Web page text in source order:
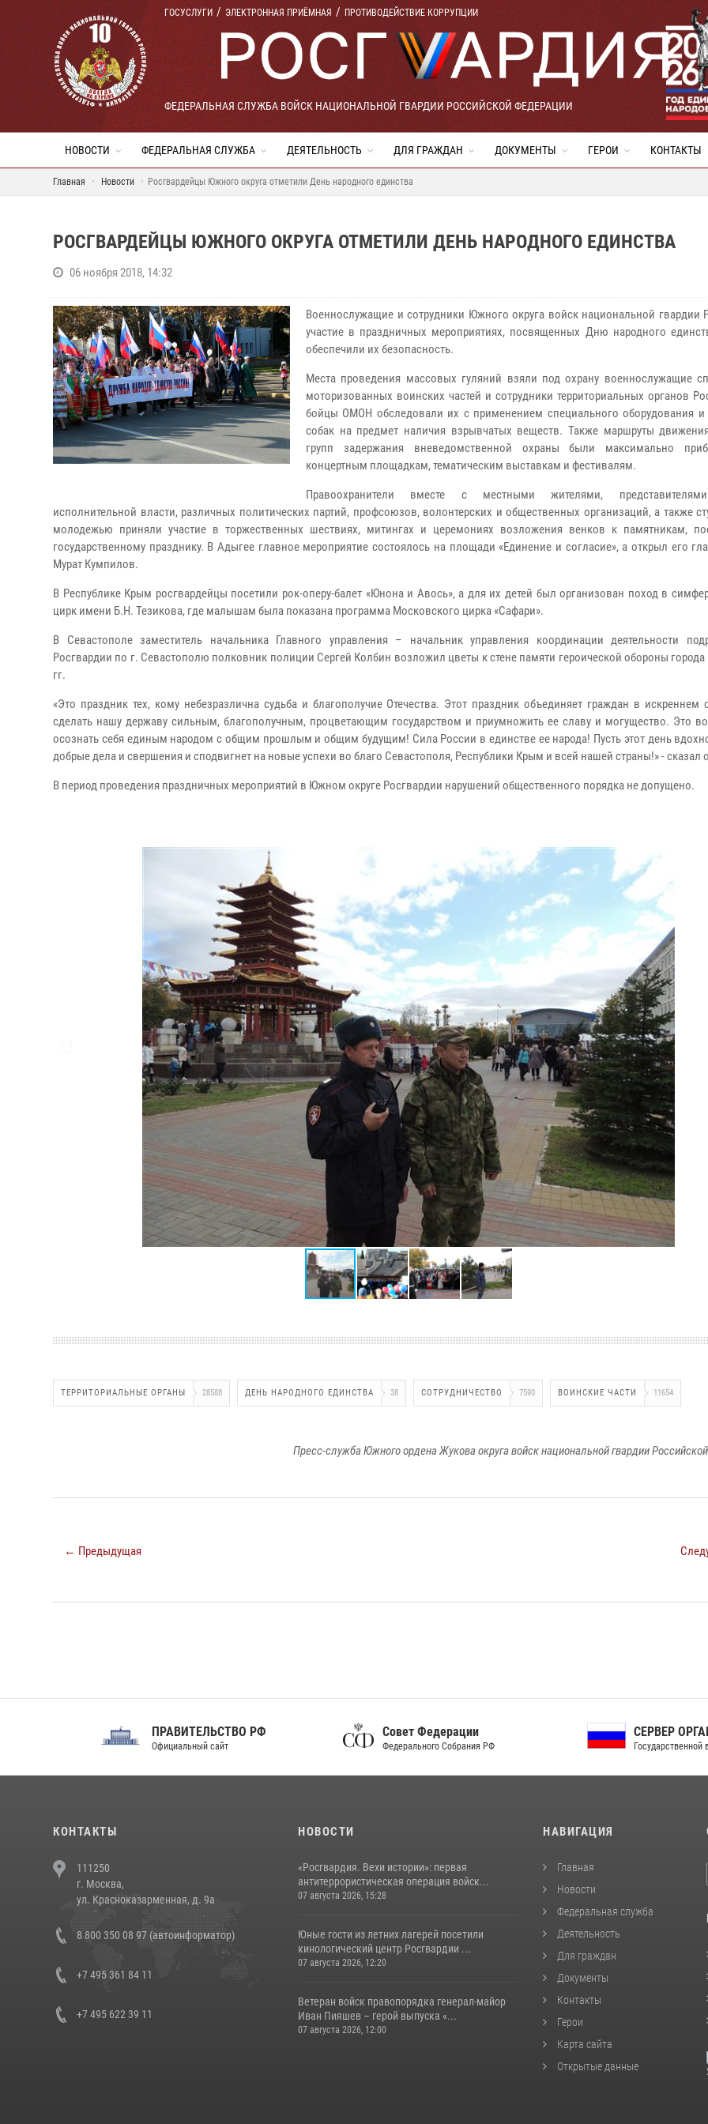
ГОСУСЛУГИ ЭЛЕКТРОННАЯ ПРИЁМНАЯ ПРОТИВОДЕЙСТВИЕ КОРРУПЦИИ
ФЕДЕРАЛЬНАЯ СЛУЖБА ВОЙСК НАЦИОНАЛЬНОЙ ГВАРДИИ РОССИЙСКОЙ ФЕДЕРАЦИИ
НОВОСТИ ФЕДЕРАЛЬНАЯ СЛУЖБА ДЕЯТЕЛЬНОСТЬ ДЛЯ ГРАЖДАН ДОКУМЕНТЫ ГЕРОИ КОНТАКТЫ
Главная Новости Росгвардейцы Южного округа отметили День народного единства
РОСГВАРДЕЙЦЫ ЮЖНОГО ОКРУГА ОТМЕТИЛИ ДЕНЬ НАРОДНОГО ЕДИНСТВА
06 ноября 2018, 14:32
Военнослужащие и сотрудники Южного округа войск национальной гвардии
участие в праздничных мероприятиях, посвященных Дню народного
обеспечили их безопасность.
Места проведения массовых гуляний взяли под охрану военнослужащие
моторизованных воинских частей и сотрудники территориальных органов
бойцы ОМОН обследовали их с применением специального оборудования и
собак на предмет наличия взрывчатых веществ. Также маршруты
групп задержания вневедомственной охраны были максимально
концертным площадкам, тематическим выставкам и фестивалям.
Правоохранители вместе с местными жителями,
исполнительной власти, различных политических партий, профсоюзов, волонтерских и общественных организаций, а также
молодежью приняли участие в торжественных шествиях, митингах и церемониях возложения венков к памятникам,
государственному празднику. В Адыгее главное мероприятие состоялось на площади «Единение и согласие», а открыл его
Мурат Кумпилов.
В Республике Крым росгвардейцы посетили рок-оперу-балет «Юнона и Авось», а для их детей был организован поход в
цирк имени Б.Н. Тезикова, где малышам была показана программа Московского цирка «Сафари».
В Севастополе заместитель начальника Главного управления – начальник управления координации деятельности
Росгвардии по г. Севастополю полковник полиции Сергей Колбин возложил цветы к стене памяти героической обороны города
гг.
«Это праздник тех, кому небезразлична судьба и благополучие Отечества. Этот праздник объединяет граждан в искреннем
сделать нашу державу сильным, благополучным, процветающим государством и приумножить ее славу и могущество. Это
осознать себя единым народом с общим прошлым и общим будущим! Сила России в единстве ее народа! Пусть этот день
добрые дела и свершения и сподвигнет на новые успехи во благо Севастополя, Республики Крым и всей нашей страны!» - сказал
В период проведения праздничных мероприятий в Южном округе Росгвардии нарушений общественного порядка не допущено.
ТЕРРИТОРИАЛЬНЫЕ ОРГАНЫ 28588 ДЕНЬ НАРОДНОГО ЕДИНСТВА 38 СОТРУДНИЧЕСТВО 7590 ВОИНСКИЕ ЧАСТИ 11654
Пресс-служба Южного ордена Жукова округа войск национальной гвардии
← Предыдущая
ПРАВИТЕЛЬСТВО РФ
Официальный сайт
Совет Федерации
Федерального Собрания РФ
СЕРВЕР ОРГАНОВ
Государственной власти РФ
КОНТАКТЫ
111250
г. Москва,
ул. Красноказарменная, д. 9а
8 800 350 08 97 (автоинформатор)
+7 495 361 84 11
+7 495 622 39 11
НОВОСТИ
«Росгвардия. Вехи истории»: первая
антитеррористическая операция войск...
07 августа 2026, 15:28
Юные гости из летних лагерей посетили
кинологический центр Росгвардии ...
07 августа 2026, 12:20
Ветеран войск правопорядка генерал-майор
Иван Пияшев – герой выпуска «...
07 августа 2026, 12:00
НАВИГАЦИЯ
Главная
Новости
Федеральная служба
Деятельность
Для граждан
Документы
Контакты
Герои
Карта сайта
Открытые данные